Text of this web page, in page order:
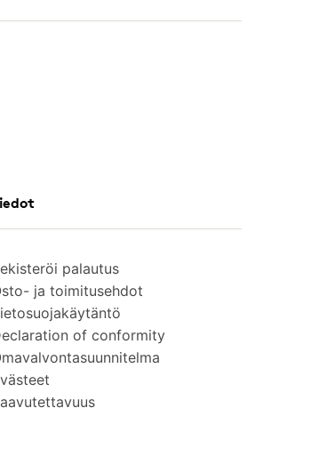
palautus
ja toimitusehdot
of conformity